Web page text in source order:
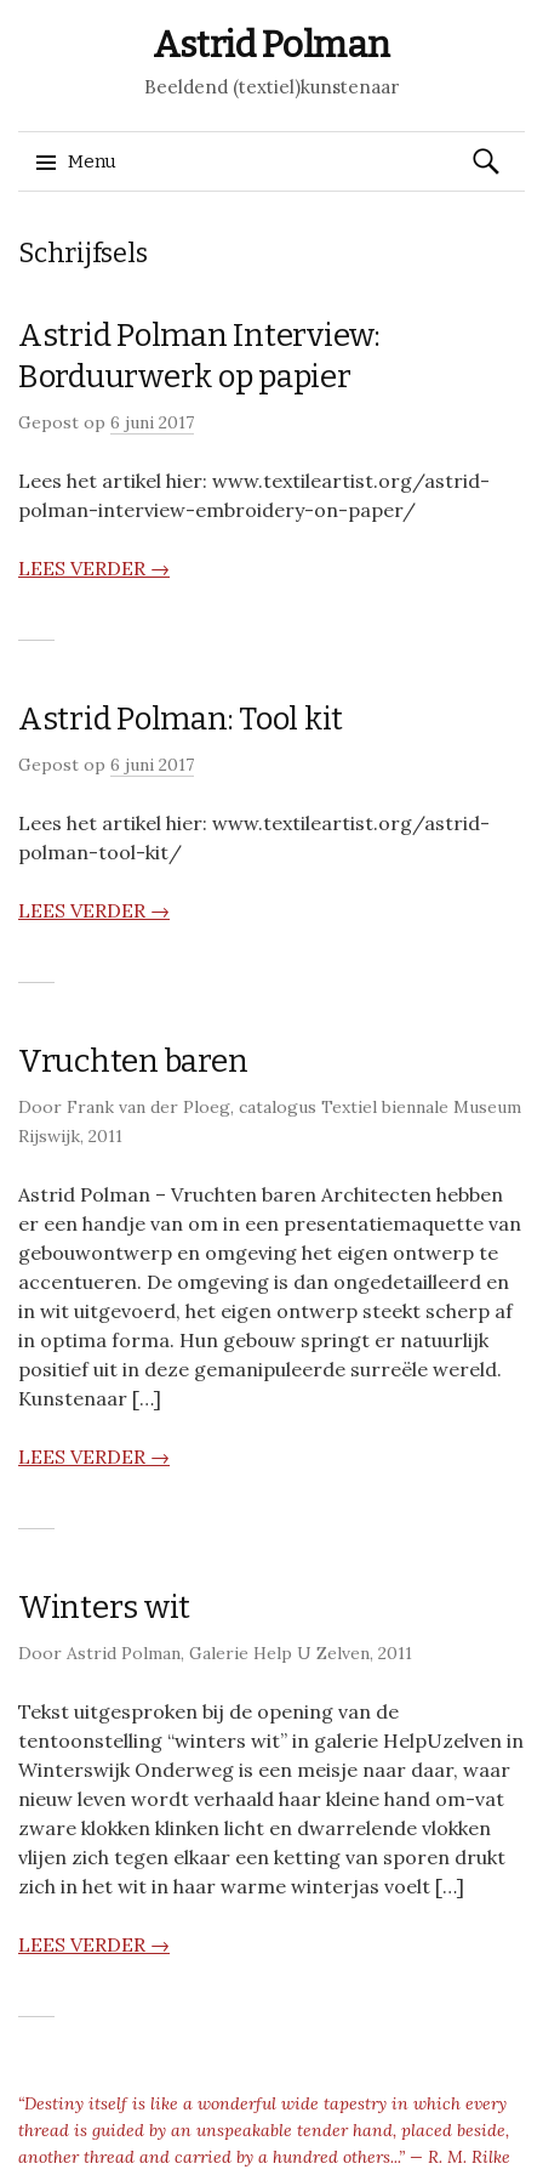
Astrid Polman
Beeldend (textiel)kunstenaar
Menu
Zoeken
naar:
Schrijfsels
Astrid Polman Interview:
Borduurwerk op papier
Gepost op 6 juni 2017
Lees het artikel hier: www.textileartist.org/astrid-
polman-interview-embroidery-on-paper/
LEES VERDER →
Astrid Polman: Tool kit
Gepost op 6 juni 2017
Lees het artikel hier: www.textileartist.org/astrid-
polman-tool-kit/
LEES VERDER →
Vruchten baren
Door Frank van der Ploeg, catalogus Textiel biennale Museum
Rijswijk, 2011
Astrid Polman – Vruchten baren Architecten hebben
er een handje van om in een presentatiemaquette van
gebouwontwerp en omgeving het eigen ontwerp te
accentueren. De omgeving is dan ongedetailleerd en
in wit uitgevoerd, het eigen ontwerp steekt scherp af
in optima forma. Hun gebouw springt er natuurlijk
positief uit in deze gemanipuleerde surreële wereld.
Kunstenaar […]
LEES VERDER →
Winters wit
Door Astrid Polman, Galerie Help U Zelven, 2011
Tekst uitgesproken bij de opening van de
tentoonstelling “winters wit” in galerie HelpUzelven in
Winterswijk Onderweg is een meisje naar daar, waar
nieuw leven wordt verhaald haar kleine hand om-vat
zware klokken klinken licht en dwarrelende vlokken
vlijen zich tegen elkaar een ketting van sporen drukt
zich in het wit in haar warme winterjas voelt […]
LEES VERDER →
“Destiny itself is like a wonderful wide tapestry in which every
thread is guided by an unspeakable tender hand, placed beside,
another thread and carried by a hundred others...” — R. M. Rilke